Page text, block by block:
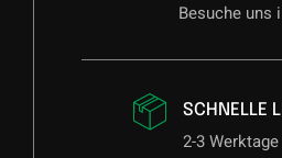
Besuche uns
SCHNELLE
2-3 Werktage